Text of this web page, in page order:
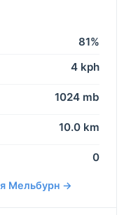
81%
4 kph
1024 mb
10.0 km
0
Мельбурн →